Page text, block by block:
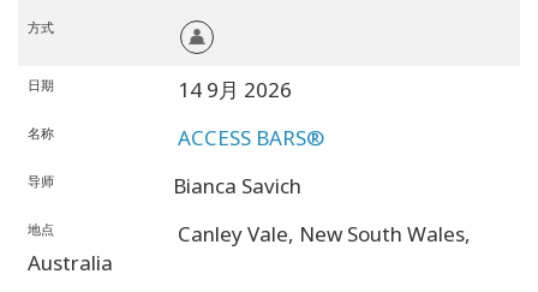
方式
日期 14 9月 2026
名称 ACCESS BARS®
导师 Bianca Savich
地点 Canley Vale, New South Wales,
Australia